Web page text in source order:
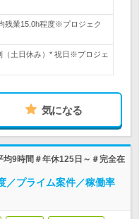
残業15.0h程度※プロジェク
土日休み）* 祝日※プロジェ
気になる
均9時間＃年休125日～＃完全在
／プライム案件／稼働率